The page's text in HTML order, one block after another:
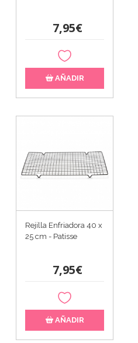
7,95€
AÑADIR
Rejilla Enfriadora 40 x
25 cm - Patisse
7,95€
AÑADIR